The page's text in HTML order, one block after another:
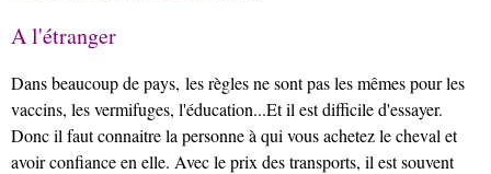
A l'étranger
Dans beaucoup de pays, les règles ne sont pas les mêmes pour les
vaccins, les vermifuges, l'éducation...Et il est difficile d'essayer.
Donc il faut connaitre la personne à qui vous achetez le cheval et
avoir confiance en elle. Avec le prix des transports, il est souvent